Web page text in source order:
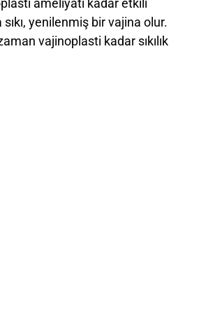
ameliyatı kadar etkili
yenilenmiş bir vajina olur.
vajinoplasti kadar sıkılık